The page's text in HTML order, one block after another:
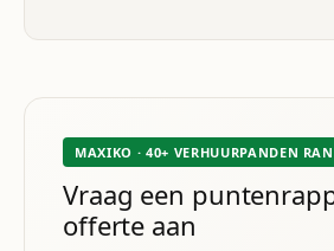
MAXIKO · 40+ VERHUURPANDEN
Vraag een
offerte aan